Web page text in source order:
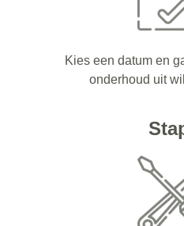
Kies een datum en
onderhoud uit